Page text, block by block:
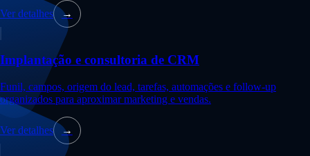
Ver detalhes →
Implantação e consultoria de CRM
Funil, campos, origem do lead, tarefas, automações e follow-up
organizados para aproximar marketing e vendas.
Ver detalhes →